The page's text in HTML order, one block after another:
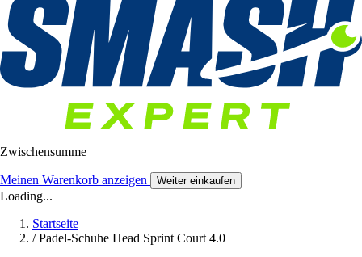
Zwischensumme
Meinen Warenkorb anzeigen Weiter einkaufen
Loading...
Startseite
/ Padel-Schuhe Head Sprint Court 4.0